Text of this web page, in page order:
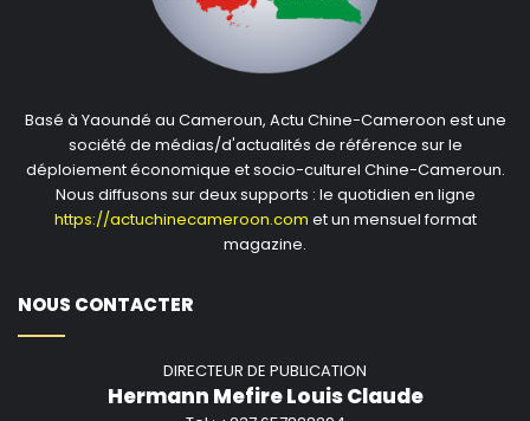
Basé à Yaoundé au Cameroun, Actu Chine-Cameroon est une
société de médias/d'actualités de référence sur le
déploiement économique et socio-culturel Chine-Cameroun.
Nous diffusons sur deux supports : le quotidien en ligne
https://actuchinecameroon.com et un mensuel format
magazine.
NOUS CONTACTER
DIRECTEUR DE PUBLICATION
Hermann Mefire Louis Claude